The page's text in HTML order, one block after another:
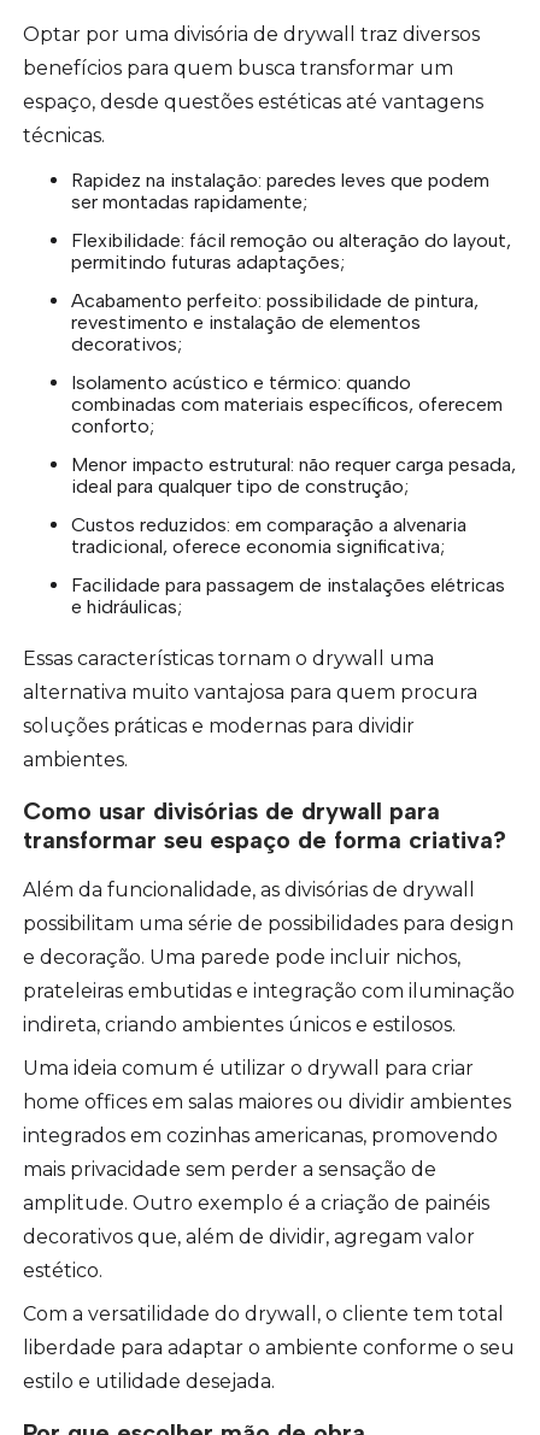
Optar por uma divisória de drywall traz diversos
benefícios para quem busca transformar um
espaço, desde questões estéticas até vantagens
técnicas.
Rapidez na instalação: paredes leves que podem
ser montadas rapidamente;
Flexibilidade: fácil remoção ou alteração do layout,
permitindo futuras adaptações;
Acabamento perfeito: possibilidade de pintura,
revestimento e instalação de elementos
decorativos;
Isolamento acústico e térmico: quando
combinadas com materiais específicos, oferecem
conforto;
Menor impacto estrutural: não requer carga pesada,
ideal para qualquer tipo de construção;
Custos reduzidos: em comparação a alvenaria
tradicional, oferece economia significativa;
Facilidade para passagem de instalações elétricas
e hidráulicas;
Essas características tornam o drywall uma
alternativa muito vantajosa para quem procura
soluções práticas e modernas para dividir
ambientes.
Como usar divisórias de drywall para
transformar seu espaço de forma criativa?
Além da funcionalidade, as divisórias de drywall
possibilitam uma série de possibilidades para design
e decoração. Uma parede pode incluir nichos,
prateleiras embutidas e integração com iluminação
indireta, criando ambientes únicos e estilosos.
Uma ideia comum é utilizar o drywall para criar
home offices em salas maiores ou dividir ambientes
integrados em cozinhas americanas, promovendo
mais privacidade sem perder a sensação de
amplitude. Outro exemplo é a criação de painéis
decorativos que, além de dividir, agregam valor
estético.
Com a versatilidade do drywall, o cliente tem total
liberdade para adaptar o ambiente conforme o seu
estilo e utilidade desejada.